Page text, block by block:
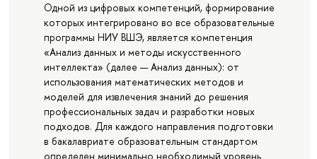
Одной из цифровых компетенций, формирование
которых интегрировано во все образовательные
программы НИУ ВШЭ, является компетенция
«Анализ данных и методы искусственного
интеллекта» (далее — Анализ данных): от
использования математических методов и
моделей для извлечения знаний до решения
профессиональных задач и разработки новых
подходов. Для каждого направления подготовки
в бакалавриате образовательным стандартом
определен минимально необходимый уровень